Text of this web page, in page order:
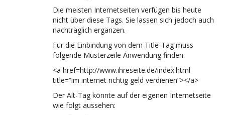
Die meisten Internetseiten verfügen bis heute
nicht über diese Tags. Sie lassen sich jedoch auch
nachträglich ergänzen.
Für die Einbindung von dem Title-Tag muss
folgende Musterzeile Anwendung finden:
<a href=http://www.ihreseite.de/index.html
title=“im internet richtig geld verdienen“></a>
Der Alt-Tag könnte auf der eigenen Internetseite
wie folgt aussehen: